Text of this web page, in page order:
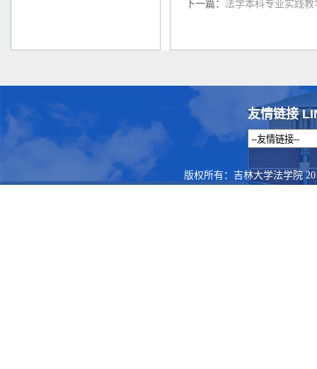
下一篇： 法学本科专业实践
友情链接
版权所有：吉林大学法学院